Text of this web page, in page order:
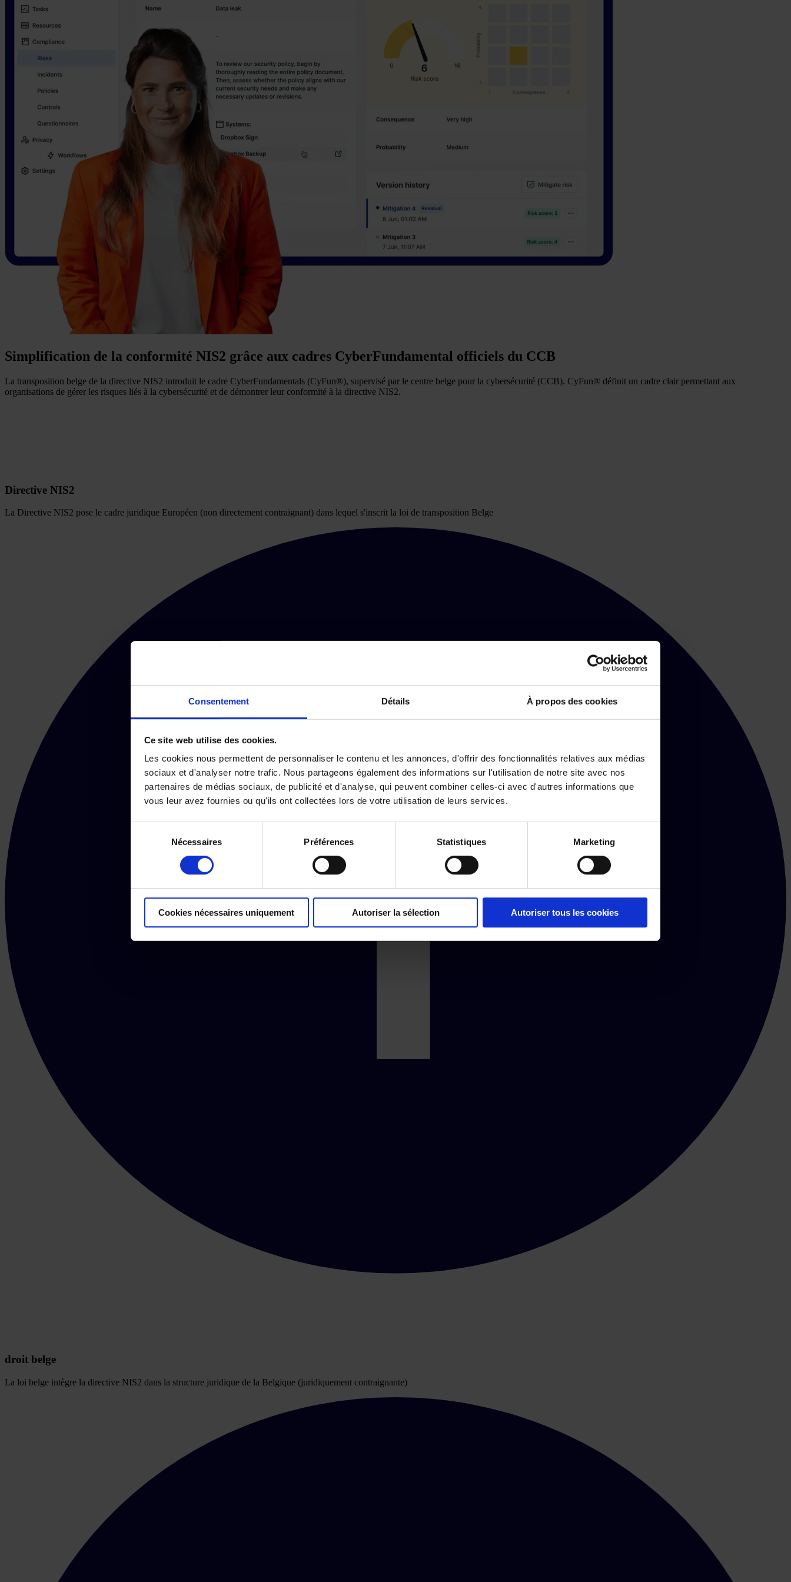
Consentement Détails À propos des cookies
Ce site web utilise des cookies.
Les cookies nous permettent de personnaliser le contenu et les annonces, d'offrir des fonctionnalités relatives aux médias
sociaux et d'analyser notre trafic. Nous partageons également des informations sur l'utilisation de notre site avec nos
partenaires de médias sociaux, de publicité et d'analyse, qui peuvent combiner celles-ci avec d'autres informations que
vous leur avez fournies ou qu'ils ont collectées lors de votre utilisation de leurs services.
consentement
Nécessaires Préférences Statistiques Marketing
Cookies nécessaires uniquement Autoriser la sélection Autoriser tous les cookies
Simplification de la conformité NIS2 grâce aux cadres CyberFundamental officiels du CCB
La transposition belge de la directive NIS2 introduit le cadre CyberFundamentals (CyFun®), supervisé par le centre belge pour la cybersécurité (CCB). CyFun® définit un cadre clair permettant aux
organisations de gérer les risques liés à la cybersécurité et de démontrer leur conformité à la directive NIS2.
Directive NIS2
La Directive NIS2 pose le cadre juridique Européen (non directement contraignant) dans lequel s'inscrit la loi de transposition Belge
droit belge
La loi belge intègre la directive NIS2 dans la structure juridique de la Belgique (juridiquement contraignante)